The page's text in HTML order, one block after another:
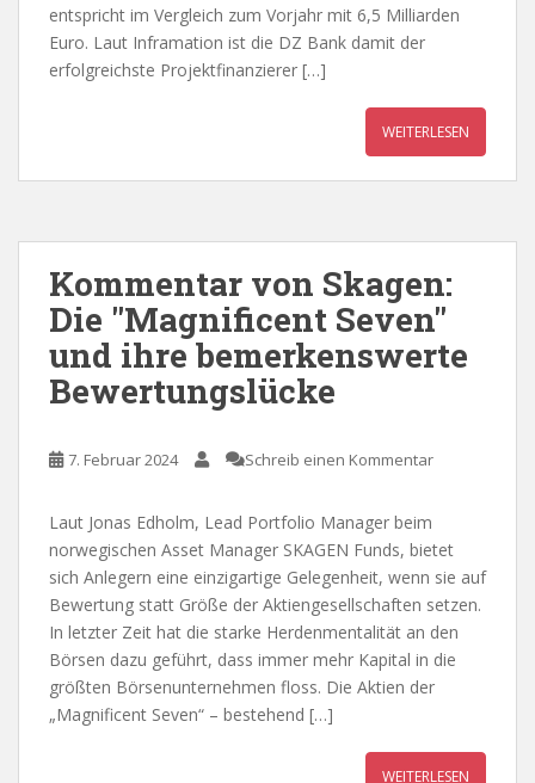
entspricht im Vergleich zum Vorjahr mit 6,5 Milliarden
Euro. Laut Inframation ist die DZ Bank damit der
erfolgreichste Projektfinanzierer […]
WEITERLESEN
Kommentar von Skagen:
Die "Magnificent Seven"
und ihre bemerkenswerte
Bewertungslücke
7. Februar 2024 Schreib einen Kommentar
Laut Jonas Edholm, Lead Portfolio Manager beim
norwegischen Asset Manager SKAGEN Funds, bietet
sich Anlegern eine einzigartige Gelegenheit, wenn sie auf
Bewertung statt Größe der Aktiengesellschaften setzen.
In letzter Zeit hat die starke Herdenmentalität an den
Börsen dazu geführt, dass immer mehr Kapital in die
größten Börsenunternehmen floss. Die Aktien der
„Magnificent Seven“ – bestehend […]
WEITERLESEN